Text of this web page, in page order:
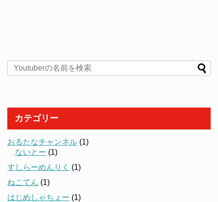
カテゴリー
おるたなチャンネル (1)
ないとー (1)
すしらーめんりく
(1)
ねこてん (1)
はじめしゃちょー (1)